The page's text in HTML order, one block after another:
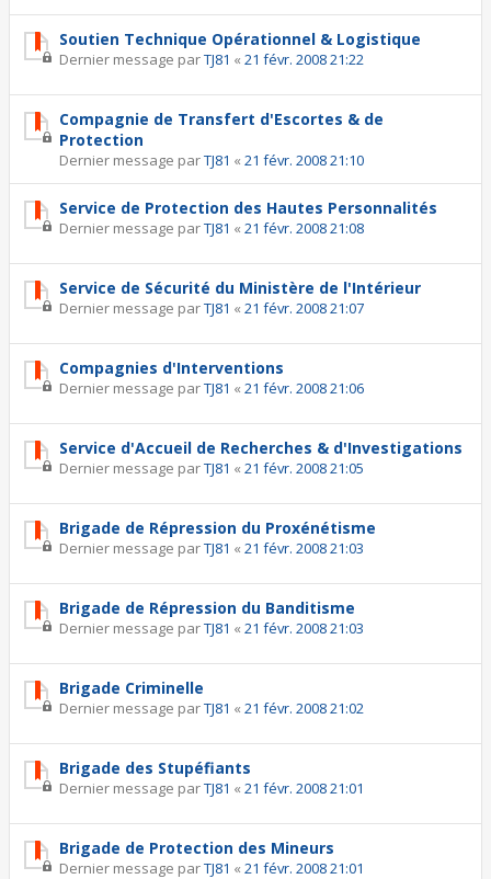
Soutien Technique Opérationnel & Logistique
Dernier message parTJ81 « 21 févr. 2008 21:22
Compagnie de Transfert d'Escortes & de
Protection
Dernier message parTJ81 « 21 févr. 2008 21:10
Service de Protection des Hautes Personnalités
Dernier message parTJ81 « 21 févr. 2008 21:08
Service de Sécurité du Ministère de l'Intérieur
Dernier message parTJ81 « 21 févr. 2008 21:07
Compagnies d'Interventions
Dernier message parTJ81 « 21 févr. 2008 21:06
Service d'Accueil de Recherches & d'Investigations
Dernier message parTJ81 « 21 févr. 2008 21:05
Brigade de Répression du Proxénétisme
Dernier message parTJ81 « 21 févr. 2008 21:03
Brigade de Répression du Banditisme
Dernier message parTJ81 « 21 févr. 2008 21:03
Brigade Criminelle
Dernier message parTJ81 « 21 févr. 2008 21:02
Brigade des Stupéfiants
Dernier message parTJ81 « 21 févr. 2008 21:01
Brigade de Protection des Mineurs
Dernier message parTJ81 « 21 févr. 2008 21:01